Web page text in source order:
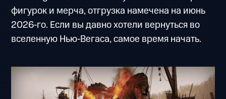
фигурок и мерча, отгрузка намечена на июнь
2026‑го. Если вы давно хотели вернуться во
вселенную Нью‑Вегаса, самое время начать.